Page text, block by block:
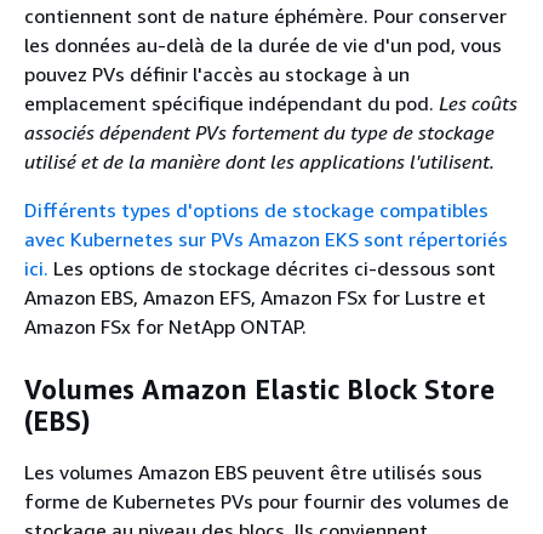
contiennent sont de nature éphémère. Pour conserver
les données au-delà de la durée de vie d'un pod, vous
pouvez PVs définir l'accès au stockage à un
emplacement spécifique indépendant du pod. Les coûts
associés dépendent PVs fortement du type de stockage
utilisé et de la manière dont les applications l'utilisent.
Différents types d'options de stockage compatibles
avec Kubernetes sur PVs Amazon EKS sont répertoriés
ici. Les options de stockage décrites ci-dessous sont
Amazon EBS, Amazon EFS, Amazon FSx for Lustre et
Amazon FSx for NetApp ONTAP.
Volumes Amazon Elastic Block Store
(EBS)
Les volumes Amazon EBS peuvent être utilisés sous
forme de Kubernetes PVs pour fournir des volumes de